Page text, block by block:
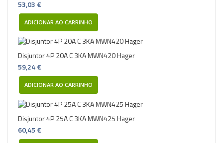
53,03 €
ADICIONAR AO CARRINHO
Disjuntor 4P 20A C 3KA MWN420 Hager
59,24 €
ADICIONAR AO CARRINHO
Disjuntor 4P 25A C 3KA MWN425 Hager
60,45 €